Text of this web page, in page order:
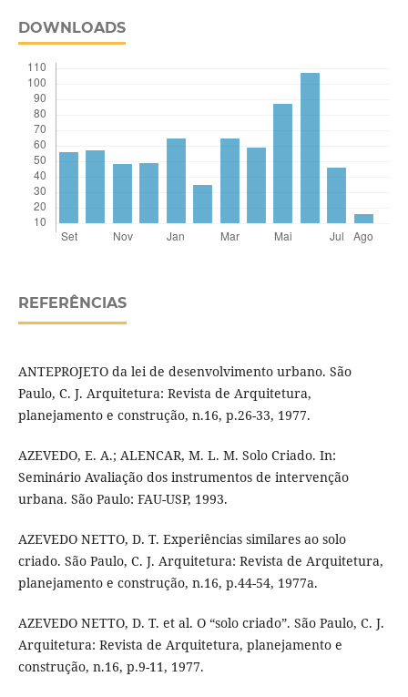
DOWNLOADS
REFERÊNCIAS
ANTEPROJETO da lei de desenvolvimento urbano. São
Paulo, C. J. Arquitetura: Revista de Arquitetura,
planejamento e construção, n.16, p.26-33, 1977.
AZEVEDO, E. A.; ALENCAR, M. L. M. Solo Criado. In:
Seminário Avaliação dos instrumentos de intervenção
urbana. São Paulo: FAU-USP, 1993.
AZEVEDO NETTO, D. T. Experiências similares ao solo
criado. São Paulo, C. J. Arquitetura: Revista de Arquitetura,
planejamento e construção, n.16, p.44-54, 1977a.
AZEVEDO NETTO, D. T. et al. O “solo criado”. São Paulo, C. J.
Arquitetura: Revista de Arquitetura, planejamento e
construção, n.16, p.9-11, 1977.